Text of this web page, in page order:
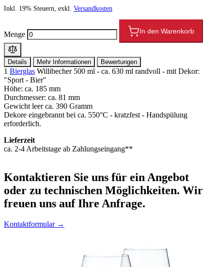
Inkl. 19% Steuern, exkl. Versandkosten
Menge In den Warenkorb
Details Mehr Informationen Bewertungen
1 Bierglas Willibecher 500 ml - ca. 630 ml randvoll - mit Dekor:
"Sport - Bier"
Höhe: ca. 185 mm
Durchmesser: ca. 81 mm
Gewicht leer ca. 390 Gramm
Dekore eingebrannt bei ca. 550°C - kratzfest - Handspülung
erforderlich.
Lieferzeit
ca. 2-4 Arbeitstage ab Zahlungseingang**
Kontaktieren Sie uns für ein Angebot
oder zu technischen Möglichkeiten. Wir
freuen uns auf Ihre Anfrage.
Kontaktformular →